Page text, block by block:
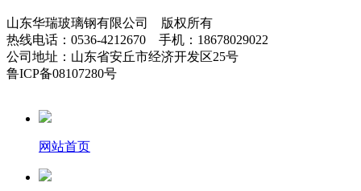
山东华瑞玻璃钢有限公司 版权所有
热线电话：0536-4212670 手机：18678029022
公司地址：山东省安丘市经济开发区25号
鲁ICP备08107280号
网站首页